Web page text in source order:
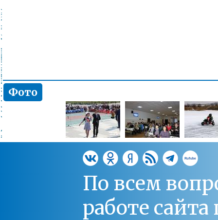
Фото
По всем
работе